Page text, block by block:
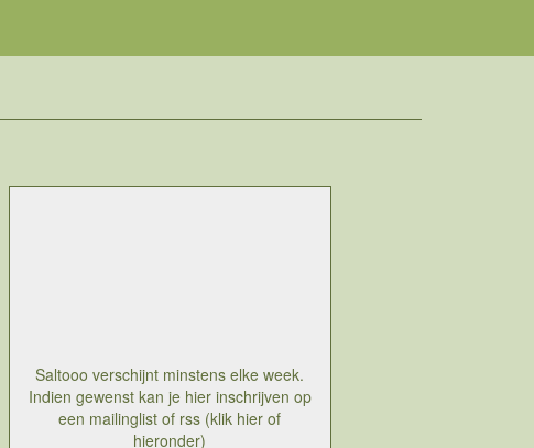
Saltooo verschijnt minstens elke week.
Indien gewenst kan je hier inschrijven op
een mailinglist of rss (klik hier of
hieronder)